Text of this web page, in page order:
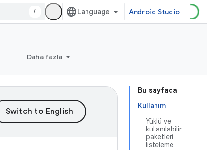
/ Android Studio
Daha fazla
Bu sayfada
Kullanım
Yüklü ve
kullanılabilir
paketleri
listeleme